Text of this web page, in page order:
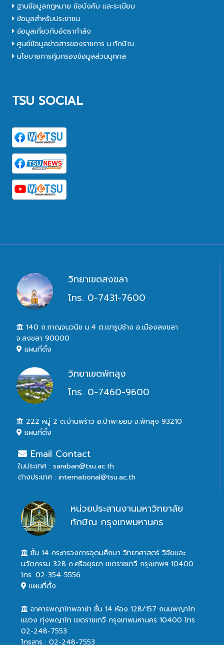
ฐานข้อมูลกฎหมาย ข้อบังคับ และระเบียบ
ข้อมูลสำหรับประชาชน
ข้อมูลเกี่ยวกับอัตรากำลัง
ศูนย์ข้อมูลข่าวสารของราชการ ม.ทักษิณ
นโยบายการคุ้มครองข้อมูลส่วนบุคคล
TSU SOCIAL
วิทยาเขตสงขลา
โทร. 0-7431-7600
140 ถ.กาญจนวนิช ม.4 ต.เขารูปช้าง อ.เมืองสงขลา
จ.สงขลา 90000
แผนที่ตั้ง
วิทยาเขตพัทลุง
โทร. 0-7460-9600
222 หมู่ 2 ต.บ้านพร้าว อ.ป่าพะยอม จ.พัทลุง 93210
แผนที่ตั้ง
Email Contact
ในประเทศ : saraban@tsu.ac.th
ต่างประเทศ : international@tsu.ac.th
หน่วยประสานงานมหาวิทยาลัย
ทักษิณ กรุงเทพมหานคร
ชั้น 14 กระทรวงการอุดมศึกษา วิทยาศาสตร์ วิจัยและ
นวัตกรรม 328 ถ.ศรีอยุธยา เขตราชเทวี กรุงเทพฯ 10400
โทร. 02-354-5556
แผนที่ตั้ง
อาคารพญาไทพลาซ่า ชั้น 14 ห้อง 128/157 ถนนพญาไท
แขวง ทุ่งพญาไท เขตราชเทวี กรุงเทพมหานคร 10400 โทร :
02-248-7553
โทรสาร : 02-248-7553